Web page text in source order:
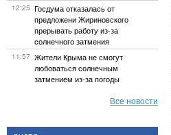
12:25 Госдума отказалась от
предложени Жириновского
прерывать работу из-за
солнечного затмения
11:57 Жители Крыма не смогут
любоваться солнечным
затмением из-за погоды
Все новости